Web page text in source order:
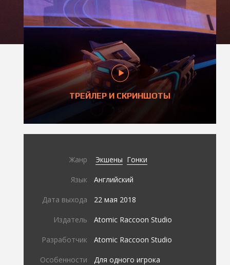
ТРЕЙЛЕР И СКРИНШОТЫ
Жанр Экшены Гонки
Язык Английский
Дата выхода 22 мая 2018
Издатель Atomic Raccoon Studio
Разработчик Atomic Raccoon Studio
Особенности
Для одного игрока